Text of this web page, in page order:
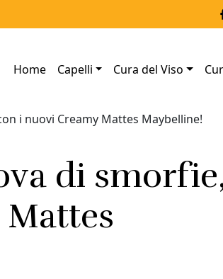
Home Capelli Cura del Viso
i nuovi Creamy Mattes Maybelline!
di